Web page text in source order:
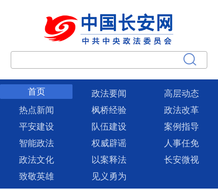
首页 政法要闻
高层动态
热点新闻
枫桥经验
政法改革
平安建设
队伍建设
案例指导
智能政法
权威辟谣
人事任免
政法文化
以案释法
长安微视
致敬英雄
见义勇为